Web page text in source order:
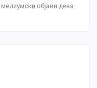
објави дека